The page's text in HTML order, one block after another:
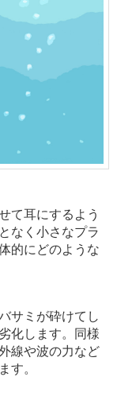
て耳にするよう
なく小さなプラ
的にどのような
サミが砕けてし
化します。同様
線や波の力など
す。